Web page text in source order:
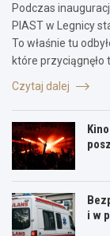
Podczas
PIAST w Legnicy
To właśnie tu
które przyciągnęło
Czytaj dalej
i w